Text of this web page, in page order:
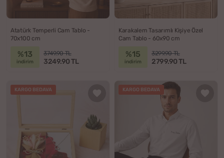
Atatürk Temperli Cam Tablo -
70x100 cm
%13
indirim
3749.90 TL
3249.90 TL
Karakalem Tasarımlı Kişiye Özel
Cam Tablo - 60x90 cm
%15
indirim
3299.90 TL
2799.90 TL
KARGO BEDAVA KARGO BEDAVA